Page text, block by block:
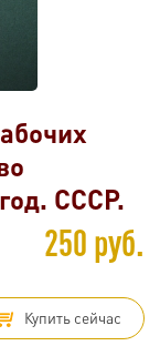
СССР.
250 руб.
Купить сейчас